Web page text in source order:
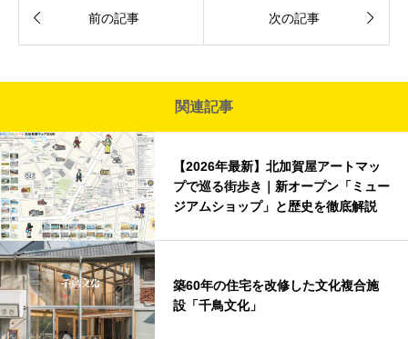
 前の記事 次の記事 
関連記事
【2026年最新】北加賀屋アートマッ
プで巡る街歩き｜新オープン「ミュー
ジアムショップ」と歴史を徹底解説
築60年の住宅を改修した文化複合施
設「千鳥文化」